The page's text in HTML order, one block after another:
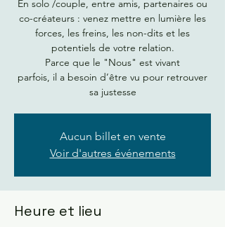
En solo /couple, entre amis, partenaires ou
co-créateurs : venez mettre en lumière les
forces, les freins, les non-dits et les
potentiels de votre relation.
Parce que le "Nous" est vivant
parfois, il a besoin d’être vu pour retrouver
sa justesse
Aucun billet en vente
Voir d'autres événements
Heure et lieu